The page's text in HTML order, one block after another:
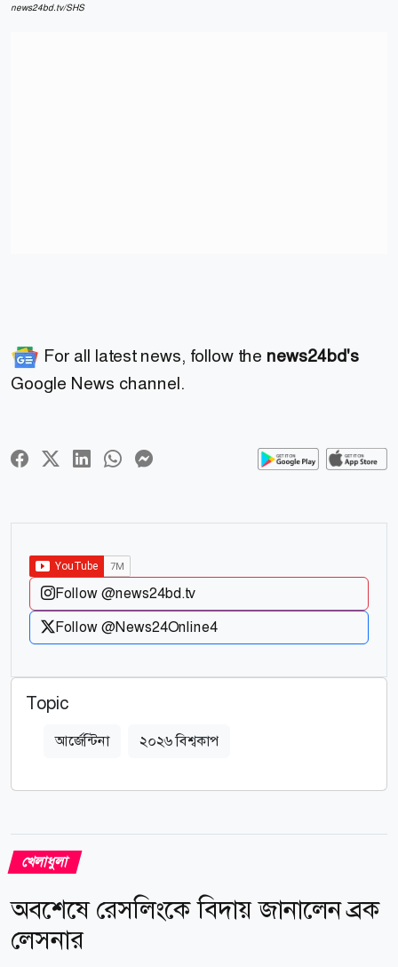
news24bd.tv/SHS
For all latest news, follow the news24bd's
Google News channel.
Follow @news24bd.tv
Follow @News24Online4
Topic
আর্জেন্টিনা ২০২৬ বিশ্বকাপ
খেলাধুলা
অবশেষে রেসলিংকে বিদায় জানালেন ব্রক
লেসনার